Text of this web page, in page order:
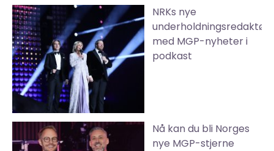
NRKs nye
underholdningsredaktør
med MGP-nyheter i
podkast
Nå kan du bli Norges
nye MGP-stjerne